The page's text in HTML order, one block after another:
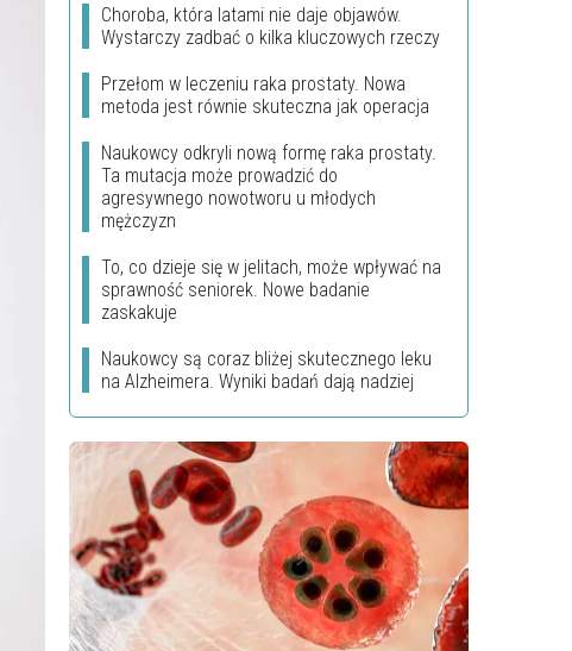
Choroba, która latami nie daje objawów.
Wystarczy zadbać o kilka kluczowych rzeczy
Przełom w leczeniu raka prostaty. Nowa
metoda jest równie skuteczna jak operacja
Naukowcy odkryli nową formę raka prostaty.
Ta mutacja może prowadzić do
agresywnego nowotworu u młodych
mężczyzn
To, co dzieje się w jelitach, może wpływać na
sprawność seniorek. Nowe badanie
zaskakuje
Naukowcy są coraz bliżej skutecznego leku
na Alzheimera. Wyniki badań dają nadziej